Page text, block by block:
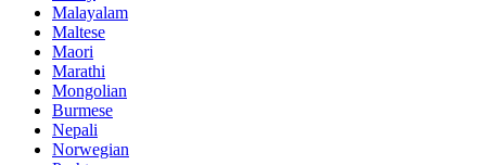
Malayalam
Maltese
Maori
Marathi
Mongolian
Burmese
Nepali
Norwegian